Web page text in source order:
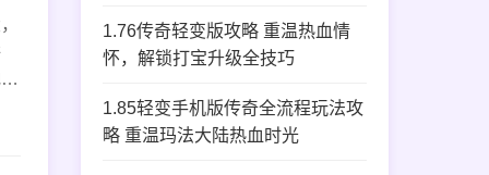
1.76传奇轻变版攻略 重温热血情
怀，解锁打宝升级全技巧
1.85轻变手机版传奇全流程玩法攻
略 重温玛法大陆热血时光